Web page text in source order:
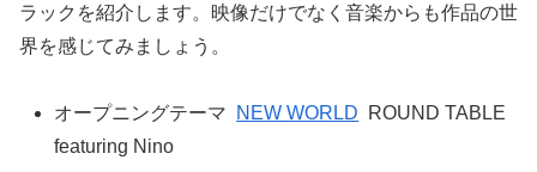
ラックを紹介します。映像だけでなく音楽からも作品の世
界を感じてみましょう。
オープニングテーマ NEW WORLD
ROUND TABLE
featuring Nino